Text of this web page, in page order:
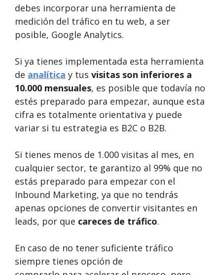
debes incorporar una herramienta de
medición del tráfico en tu web, a ser
posible, Google Analytics.
Si ya tienes implementada esta herramienta
de analítica y tus visitas son inferiores a
10.000 mensuales, es posible que todavía no
estés preparado para empezar, aunque esta
cifra es totalmente orientativa y puede
variar si tu estrategia es B2C o B2B.
Si tienes menos de 1.000 visitas al mes, en
cualquier sector, te garantizo al 99% que no
estás preparado para empezar con el
Inbound Marketing, ya que no tendrás
apenas opciones de convertir visitantes en
leads, por que careces de tráfico.
En caso de no tener suficiente tráfico
siempre tienes opción de